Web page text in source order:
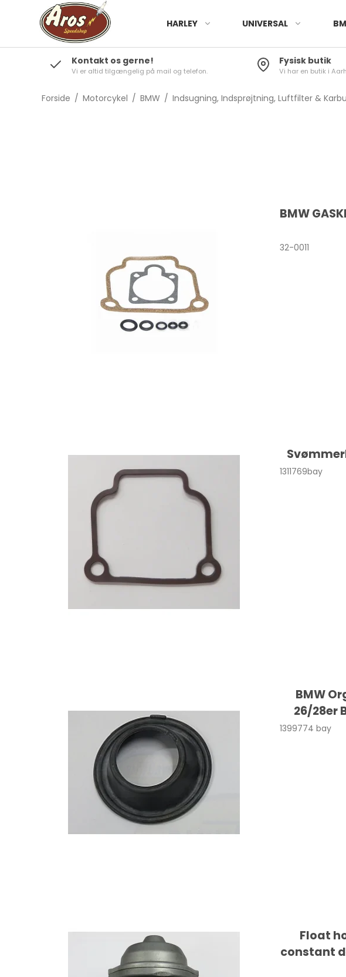
HARLEY UNIVERSAL
Kontakt os gerne!
Vi er altid tilgængelig på mail og telefon.
Fysisk butik
Vi har en butik i
Forside / Motorcykel / BMW / Indsugning, Indsprøjtning, Luftfilter &
BMW
32-0011
1311769bay
BMW
26/28er
1399774 bay
Float
constant